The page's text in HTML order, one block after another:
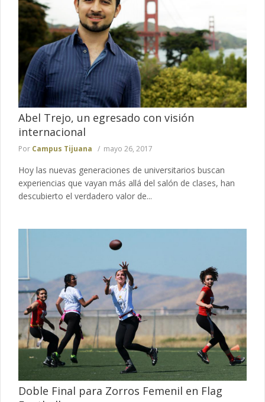
Abel Trejo, un egresado con visión
internacional
Por Campus Tijuana mayo 26, 2017
Hoy las nuevas generaciones de universitarios buscan
experiencias que vayan más allá del salón de clases, han
descubierto el verdadero valor de...
Doble Final para Zorros Femenil en Flag